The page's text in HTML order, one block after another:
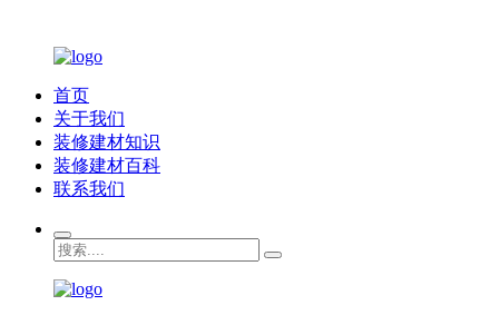
首页
关于我们
装修建材知识
装修建材百科
联系我们